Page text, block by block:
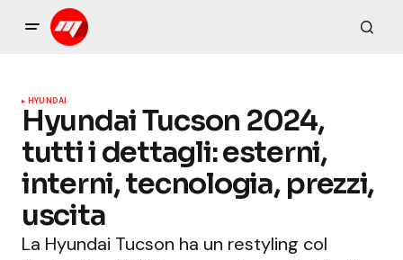
HYUNDAI
Hyundai Tucson 2024,
tutti i dettagli: esterni,
interni, tecnologia, prezzi,
uscita
La Hyundai Tucson ha un restyling col